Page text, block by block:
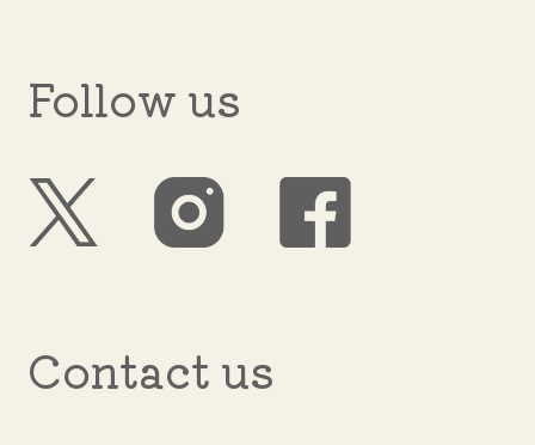
Follow us
Contact us